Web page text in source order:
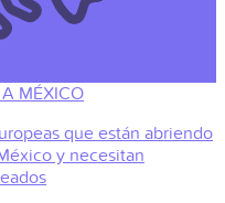
MÉXICO
que están abriendo
y necesitan